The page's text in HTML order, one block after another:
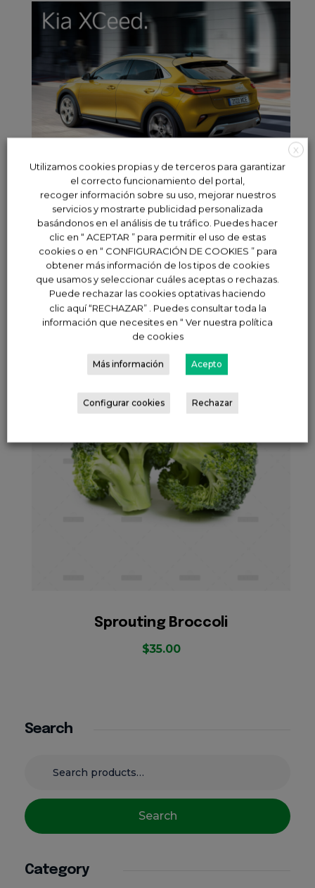
Kia XCeed
Sprouting Broccoli
$35.00
Search
Search
Category
X
Utilizamos cookies propias y de terceros para garantizar
el correcto funcionamiento del portal,
recoger información sobre su uso, mejorar nuestros
servicios y mostrarte publicidad personalizada
basándonos en el análisis de tu tráfico. Puedes hacer
clic en “ ACEPTAR ” para permitir el uso de estas
cookies o en “ CONFIGURACIÓN DE COOKIES ” para
obtener más información de los tipos de cookies
que usamos y seleccionar cuáles aceptas o rechazas.
Puede rechazar las cookies optativas haciendo
clic aquí “RECHAZAR” . Puedes consultar toda la
información que necesites en “ Ver nuestra política
de cookies
Más información Acepto
Configurar cookies Rechazar